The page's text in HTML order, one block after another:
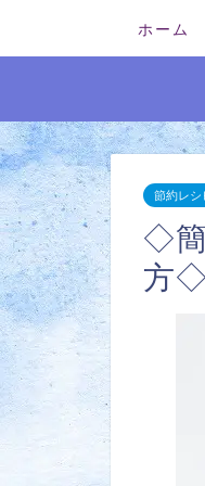
ホーム
節約レシ
◇簡
方◇